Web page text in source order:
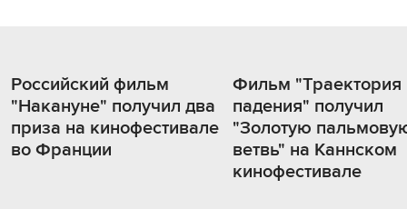
Российский фильм
"Накануне" получил два
приза на кинофестивале
во Франции
Фильм "Траектория
падения" получил
"Золотую
ветвь" на Каннском
кинофестивале